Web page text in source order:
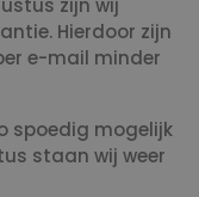
zijn wij
Hierdoor zijn
e-mail minder
spoedig mogelijk
staan wij weer